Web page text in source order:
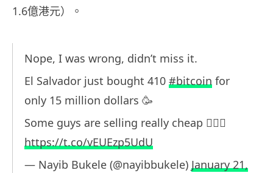
1.6億港元）。
Nope, I was wrong, didn’t miss it.
El Salvador just bought 410 #bitcoin for
only 15 million dollars 🥳
Some guys are selling really cheap 🤷🏻‍♂️
https://t.co/vEUEzp5UdU
— Nayib Bukele (@nayibbukele) January 21,